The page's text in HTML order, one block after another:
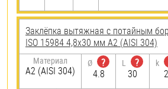
Заклёпка вытяжная с потайным
ISO 15984 4,8х30 мм А2 (AISI 304)
Материал
А2 (AISI 304)
Ø
?
4.8
L
?
30
k
2